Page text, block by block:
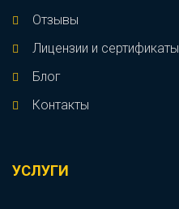
Отзывы
Лицензии и сертификаты
Блог
Контакты
УСЛУГИ